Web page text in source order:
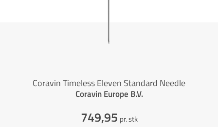
Coravin Timeless Eleven Standard Needle
Coravin Europe B.V.
749,95 pr. stk